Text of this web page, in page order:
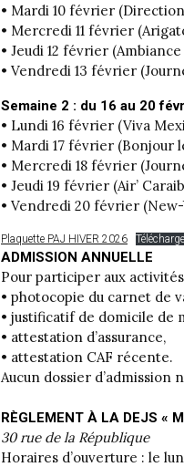
• Mardi 10 février
• Mercredi 11 février
• Jeudi 12 février
• Vendredi 13 février
Semaine 2 : du 16 au 20
• Lundi 16 février (Viva
• Mardi 17 février (Bonjour
• Mercredi 18 février
• Jeudi 19 février (Air’
• Vendredi 20 février
Plaquette PAJ HIVER 2026
ADMISSION ANNUELLE
Pour participer aux
• photocopie du carnet de
• justificatif de domicile de
• attestation d’assurance,
• attestation CAF récente.
Aucun dossier
RÈGLEMENT À LA DEJS «
30 rue de la République
Horaires d’ouverture : le